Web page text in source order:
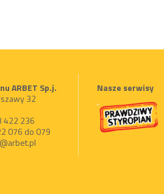
ARBET Sp.j.
32
422 236
076 do 079
Nasze serwisy